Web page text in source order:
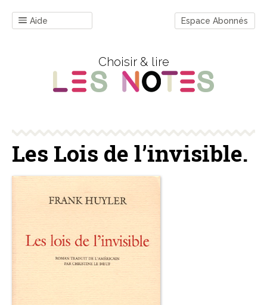
Aide Espace Abonnés
Choisir & lire
Les Lois de l’invisible.